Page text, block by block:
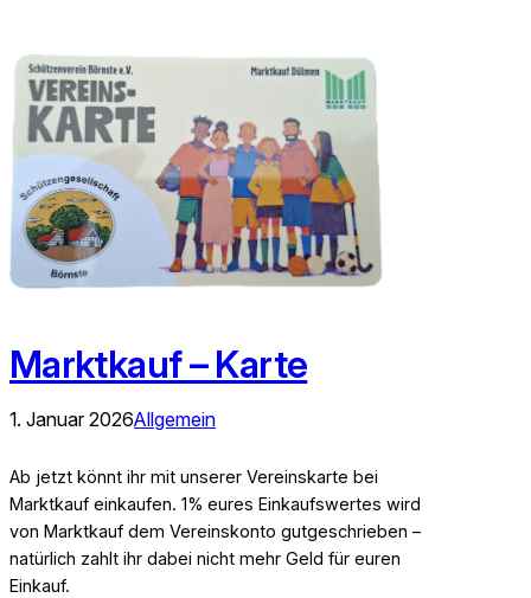
Marktkauf – Karte
1. Januar 2026Allgemein
Ab jetzt könnt ihr mit unserer Vereinskarte bei
Marktkauf einkaufen. 1% eures Einkaufswertes wird
von Marktkauf dem Vereinskonto gutgeschrieben –
natürlich zahlt ihr dabei nicht mehr Geld für euren
Einkauf.